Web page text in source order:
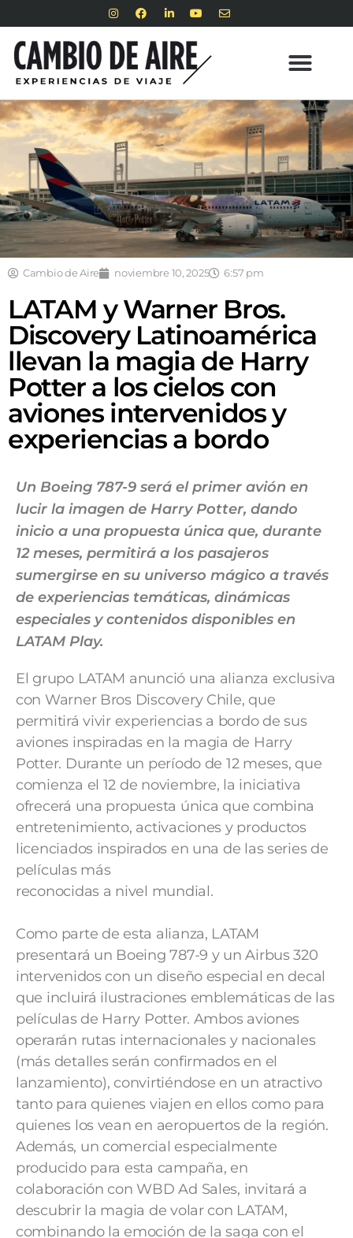
Cambio de Aire noviembre 10, 2025 6:57 pm
LATAM y Warner Bros.
Discovery Latinoamérica
llevan la magia de Harry
Potter a los cielos con
aviones intervenidos y
experiencias a bordo
Un Boeing 787-9 será el primer avión en
lucir la imagen de Harry Potter, dando
inicio a una propuesta única que, durante
12 meses, permitirá a los pasajeros
sumergirse en su universo mágico a través
de experiencias temáticas, dinámicas
especiales y contenidos disponibles en
LATAM Play.
El grupo LATAM anunció una alianza exclusiva
con Warner Bros Discovery Chile, que
permitirá vivir experiencias a bordo de sus
aviones inspiradas en la magia de Harry
Potter. Durante un período de 12 meses, que
comienza el 12 de noviembre, la iniciativa
ofrecerá una propuesta única que combina
entretenimiento, activaciones y productos
licenciados inspirados en una de las series de
películas más
reconocidas a nivel mundial.
Como parte de esta alianza, LATAM
presentará un Boeing 787-9 y un Airbus 320
intervenidos con un diseño especial en decal
que incluirá ilustraciones emblemáticas de las
películas de Harry Potter. Ambos aviones
operarán rutas internacionales y nacionales
(más detalles serán confirmados en el
lanzamiento), convirtiéndose en un atractivo
tanto para quienes viajen en ellos como para
quienes los vean en aeropuertos de la región.
Además, un comercial especialmente
producido para esta campaña, en
colaboración con WBD Ad Sales, invitará a
descubrir la magia de volar con LATAM,
combinando la emoción de la saga con el